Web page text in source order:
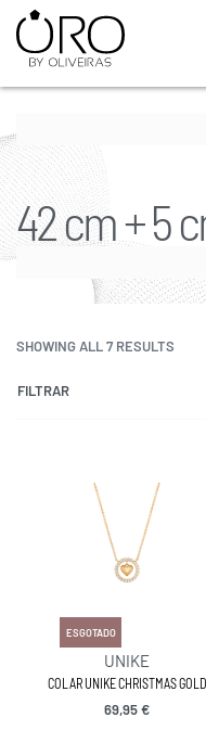
42 cm + 5
SHOWING ALL 7 RESULTS
FILTRAR
ESGOTADO
UNIKE
COLAR UNIKE CHRISTMAS GOLD
69,95€